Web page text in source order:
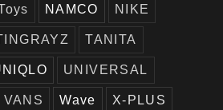
NAMCO NIKE
TANITA
UNIVERSAL
VANS Wave X-PLUS